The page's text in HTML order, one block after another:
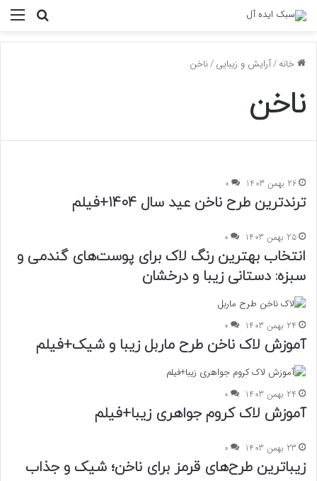
خانه/آرایش و زیبایی/ناخن
ناخن
26 بهمن 1403 0
ترند‌ترین طرح ناخن‌ عید سال 1404+فیلم
25 بهمن 1403 0
انتخاب بهترین رنگ لاک برای پوست‌های گندمی و
سبزه: دستانی زیبا و درخشان
24 بهمن 1403 0
آموزش لاک ناخن طرح ماربل زیبا و شیک+فیلم
24 بهمن 1403 0
آموزش لاک کروم جواهری زیبا+فیلم
23 بهمن 1403 0
زیباترین طرح‌های قرمز برای ناخن؛ شیک و جذاب